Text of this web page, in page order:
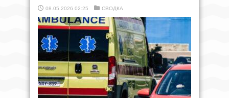
08.05.2026 02:25 СВОДКА